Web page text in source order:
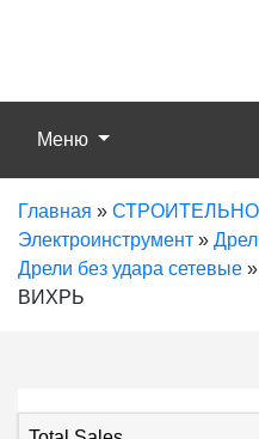
Меню
Главная »
Электроинструмент »
Дрели без удара сетевые »
ВИХРЬ